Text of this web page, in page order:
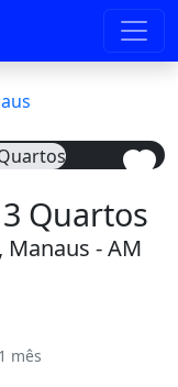
Quartos
Manaus - AM
mês